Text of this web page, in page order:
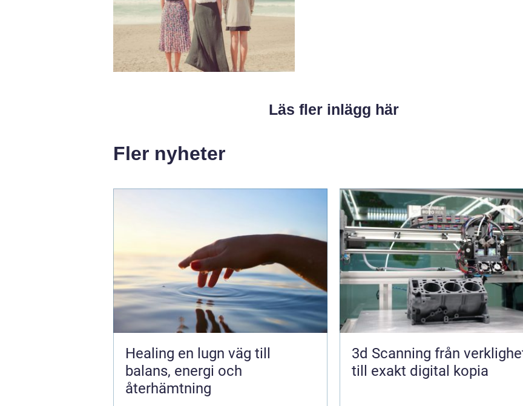
Läs fler inlägg här
Fler nyheter
Healing en lugn väg till
balans, energi och
återhämtning
3d Scanning från verklighet
till exakt digital kopia